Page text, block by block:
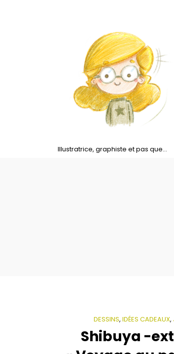
Illustratrice, graphiste et pas que…
DESSINS, IDÉES CADEAUX,
Shibuya -